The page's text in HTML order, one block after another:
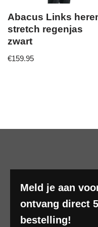
Abacus Links
stretch regenjas
zwart
€159.95
Meld je aan
ontvang direct
bestelling!